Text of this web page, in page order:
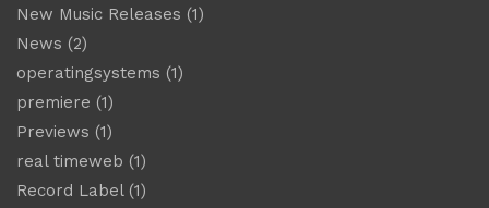
New Music Releases (1)
News (2)
operatingsystems (1)
premiere (1)
Previews (1)
real timeweb (1)
Record Label(1)